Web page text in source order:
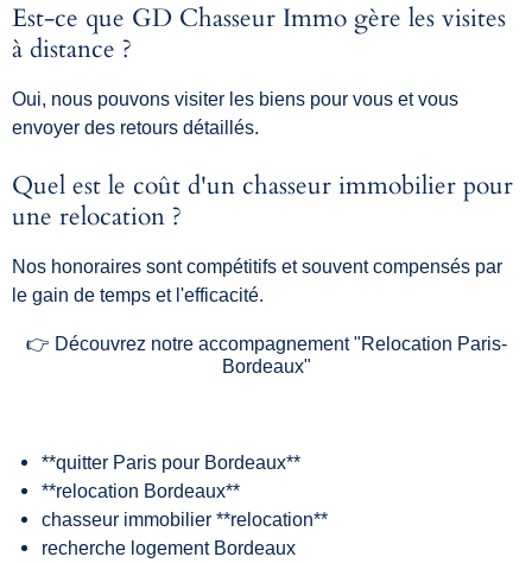
Est-ce que GD Chasseur Immo gère les visites
à distance ?
Oui, nous pouvons visiter les biens pour vous et vous
envoyer des retours détaillés.
Quel est le coût d'un chasseur immobilier pour
une relocation ?
Nos honoraires sont compétitifs et souvent compensés par
le gain de temps et l'efficacité.
👉 Découvrez notre accompagnement "Relocation Paris-
Bordeaux"
**quitter Paris pour Bordeaux**
**relocation Bordeaux**
chasseur immobilier **relocation**
recherche logement Bordeaux